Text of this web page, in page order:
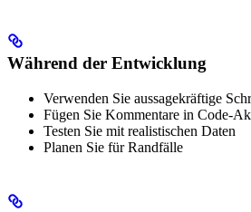
Während der Entwicklung
Verwenden Sie aussagekräftige
Fügen Sie Kommentare in Code-
Testen Sie mit realistischen Daten
Planen Sie für Randfälle